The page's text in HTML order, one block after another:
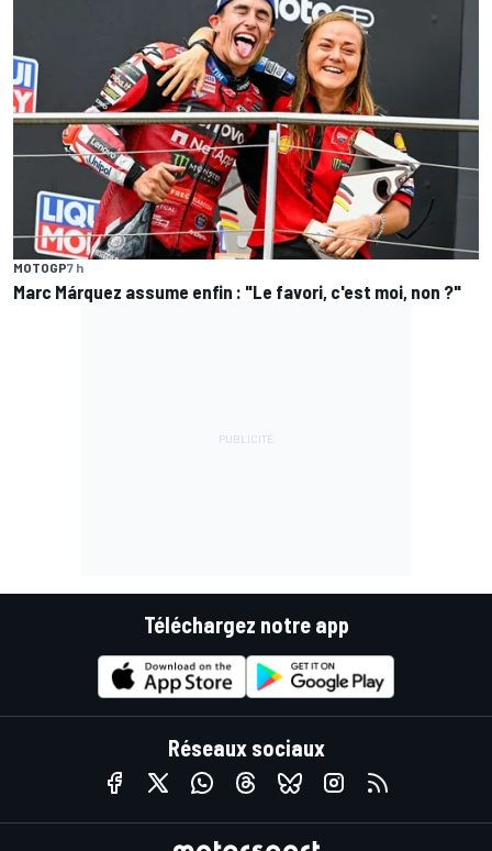
MOTOGP7 h
Marc Márquez assume enfin : "Le favori, c'est moi, non ?"
Téléchargez notre app
Réseaux sociaux